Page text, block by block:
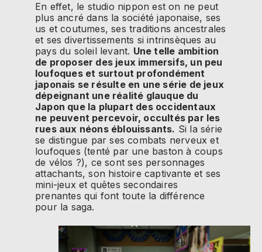
En effet, le studio nippon est on ne peut
plus ancré dans la société japonaise, ses
us et coutumes, ses traditions ancestrales
et ses divertissements si intrinsèques au
pays du soleil levant. Une telle ambition
de proposer des jeux immersifs, un peu
loufoques et surtout profondément
japonais se résulte en une série de jeux
dépeignant une réalité glauque du
Japon que la plupart des occidentaux
ne peuvent percevoir, occultés par les
rues aux néons éblouissants. Si la série
se distingue par ses combats nerveux et
loufoques (tenté par une baston à coups
de vélos ?), ce sont ses personnages
attachants, son histoire captivante et ses
mini-jeux et quêtes secondaires
prenantes qui font toute la différence
pour la saga.